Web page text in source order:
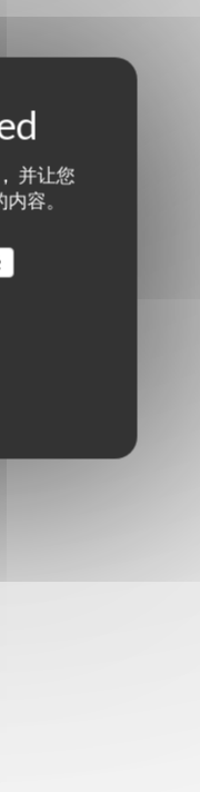
并让您
容。